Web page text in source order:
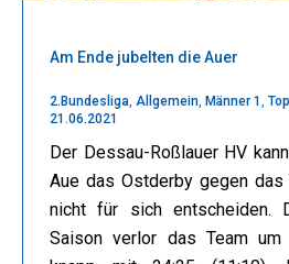
Am Ende jubelten die Auer
2.Bundesliga, Allgemein, Männer 1 ,
21.06.2021
Der Dessau-Roßlauer HV
Aue das Ostderby gegen
nicht für sich entscheiden.
Saison verlor das Team um